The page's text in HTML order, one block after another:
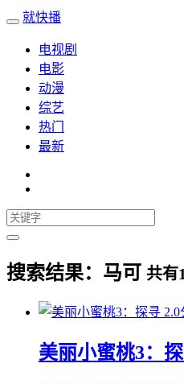
就快播
电视剧
电影
动漫
综艺
热门
最新
搜索结果： 马可 共有
2.0
美丽小蜜桃3：